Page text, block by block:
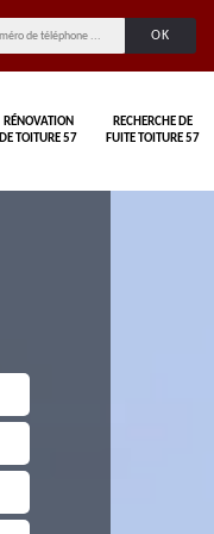
RÉNOVATION
DE TOITURE 57
RECHERCHE DE
FUITE TOITURE 57